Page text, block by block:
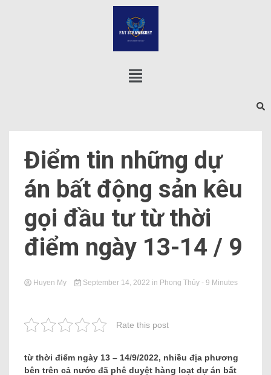
Điểm tin những dự
án bất động sản kêu
gọi đầu tư từ thời
điểm ngày 13-14 / 9
Huyen My September 14, 2022 in Phong Thủy - 9 Minutes
Rate this post
từ thời điểm ngày 13 – 14/9/2022, nhiều địa phương
bên trên cả nước đã phê duyệt hàng loạt dự án bất